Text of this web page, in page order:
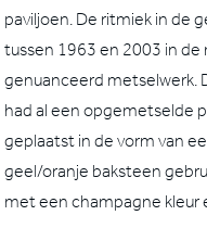
paviljoen. De ritmiek in de
tussen 1963 en 2003 in
genuanceerd metselwerk.
had al een opgemetselde
geplaatst in de vorm van
geel/oranje baksteen
met een champagne